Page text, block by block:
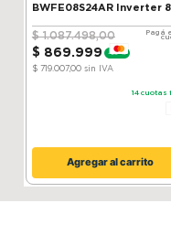
BWFE08S24AR Inverter
Silver
$ 1.087.498,00
$ 869.999 - 20 %
$ 719.007,00sin IVA
Pagá
14 cuotas
Agregar al carrito